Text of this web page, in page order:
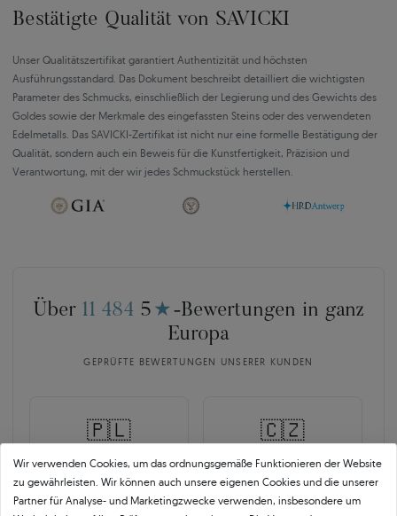
Bestätigte Qualität von SAVICKI
Unser Qualitätszertifikat garantiert Authentizität und höchsten
Ausführungsstandard. Das Dokument beschreibt detailliert die wichtigsten
Parameter des Schmucks, einschließlich der Legierung und des Gewichts des
Goldes sowie der Merkmale des eingefassten Steins oder des verwendeten
Edelmetalls. Das SAVICKI-Zertifikat ist nicht nur eine formelle Bestätigung der
Qualität, sondern auch ein Beweis für die Kunstfertigkeit, Präzision und
Verantwortung, mit der wir jedes Schmuckstück herstellen.
Über 11 484 5 ★ -Bewertungen in ganz
Europa
GEPRÜFTE BEWERTUNGEN UNSERER KUNDEN
🇵🇱
10 468
OPINEO
🇨🇿
252
Wir verwenden Cookies, um das ordnungsgemäße Funktionieren der Website
zu gewährleisten. Wir können auch unsere eigenen Cookies und die unserer
Partner für Analyse- und Marketingzwecke verwenden, insbesondere um